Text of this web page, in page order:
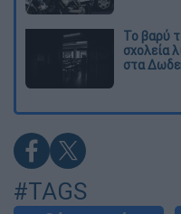
Το βαρύ
σχολεία
στα
#TAGS